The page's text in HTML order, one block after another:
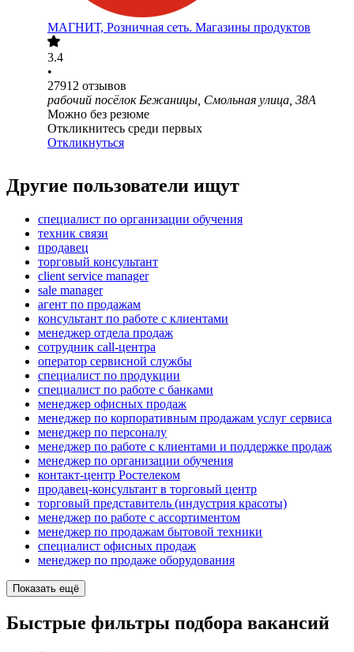
МАГНИТ, Розничная сеть. Магазины продуктов
3.4
•
27912 отзывов
рабочий посёлок Бежаницы, Смольная улица, 38А
Можно без резюме
Откликнитесь среди первых
Откликнуться
Другие пользователи ищут
специалист по организации обучения
техник связи
продавец
торговый консультант
client service manager
sale manager
агент по продажам
консультант по работе с клиентами
менеджер отдела продаж
сотрудник call-центра
оператор сервисной службы
специалист по продукции
специалист по работе с банками
менеджер офисных продаж
менеджер по корпоративным продажам услуг сервиса
менеджер по персоналу
менеджер по работе с клиентами и поддержке продаж
менеджер по организации обучения
контакт-центр Ростелеком
продавец-консультант в торговый центр
торговый представитель (индустрия красоты)
менеджер по работе с ассортиментом
менеджер по продажам бытовой техники
специалист офисных продаж
менеджер по продаже оборудования
Показать ещё
Быстрые фильтры подбора вакансий